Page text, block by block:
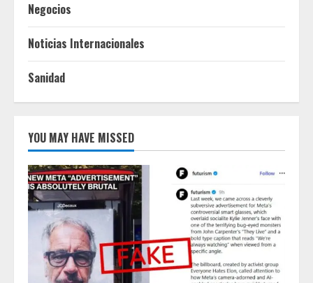
Negocios
Noticias Internacionales
Sanidad
YOU MAY HAVE MISSED